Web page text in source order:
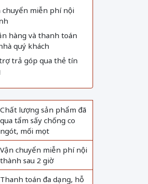
chuyển miễn phí nội
hàng và thanh toán
quý khách
trả góp qua thẻ tín
Chất lượng sản phẩm đã
qua tẩm sấy chống co
ngót, mối mọt
Vận chuyển miễn phí nội
thành sau 2 giờ
Thanh toán đa dạng, hỗ